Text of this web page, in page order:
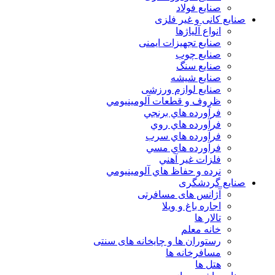
صنایع فولاد
صنایع کانی و غیر فلزی
انواع آلياژها
صنایع تجهیزات ایمنی
صنایع چوب
صنایع سنگ
صنایع شیشه
صنایع لوازم ورزشی
ظروف و قطعات آلومينيومي
فرآورده هاي برنجي
فرآورده هاي روي
فرآورده هاي سرب
فرآورده هاي مسي
فلزات غير آهني
نرده و حفاظ هاي آلومينيومي
صنایع گردشگری
آژانس های مسافرتی
اجاره باغ و ویلا
تالار ها
خانه معلم
رستوران ها و چایخانه های سنتی
مسافرخانه ها
هتل ها